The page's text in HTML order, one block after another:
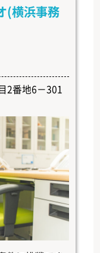
(横浜事務
2番地6－301